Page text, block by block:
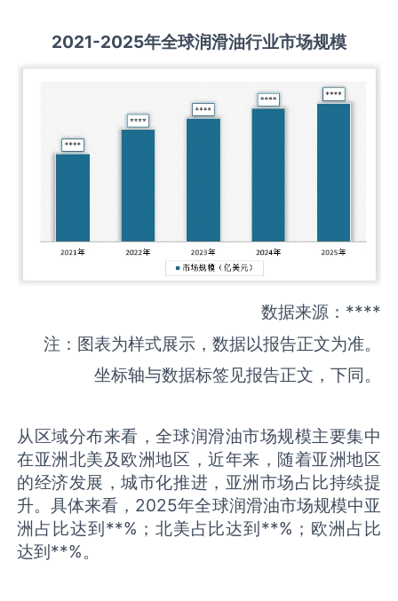
2021-2025年全球润滑油行业市场规模
数据来源：****
注：图表为样式展示，数据以报告正文为准。
坐标轴与数据标签见报告正文，下同。
从区域分布来看，全球润滑油市场规模主要集中
在亚洲北美及欧洲地区，近年来，随着亚洲地区
的经济发展，城市化推进，亚洲市场占比持续提
升。具体来看，2025年全球润滑油市场规模中亚
洲占比达到**%；北美占比达到**%；欧洲占比
达到**%。